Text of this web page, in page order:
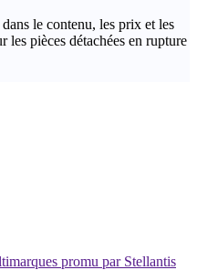
le contenu, les prix et les
pièces détachées en rupture
promu par Stellantis